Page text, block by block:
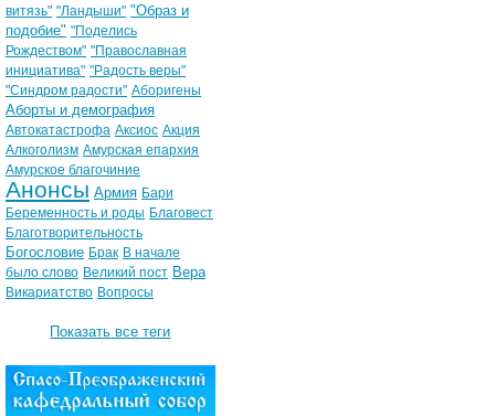
витязь" "Ландыши" "Образ и
подобие" "Поделись
Рождеством" "Православная
инициатива" "Радость веры"
"Синдром радости" Аборигены
Аборты и демография
Автокатастрофа Аксиос Акция
Алкоголизм Амурская епархия
Амурское благочиние
Анонсы Армия Бари
Беременность и роды Благовест
Благотворительность
Богословие Брак В начале
было слово Великий пост Вера
Викариатство Вопросы
Показать все теги